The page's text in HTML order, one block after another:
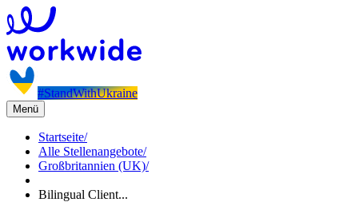
#StandWithUkraine
Menü
Startseite/
Alle Stellenangebote/
Großbritannien (UK)/
Bilingual Client...